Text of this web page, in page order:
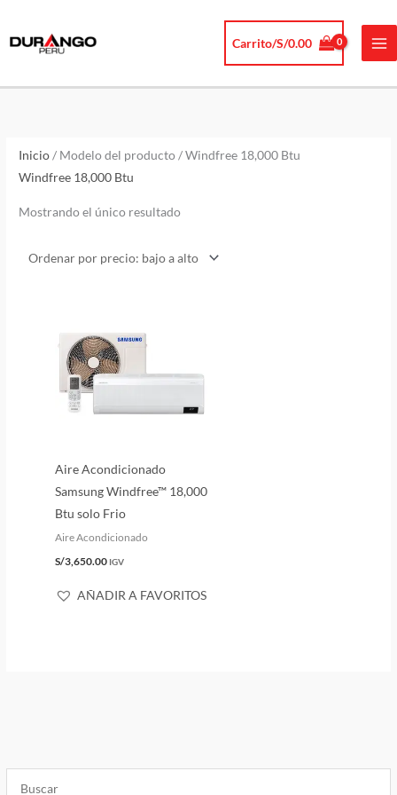
contenido
Carrito/S/0.00
Inicio/ Modelo del producto / Windfree 18,000 Btu
Windfree 18,000 Btu
Mostrando el único resultado
Aire Acondicionado
Samsung Windfree™ 18,000
Btu solo Frio
Aire Acondicionado
S/3,650.00 IGV
AÑADIR A FAVORITOS